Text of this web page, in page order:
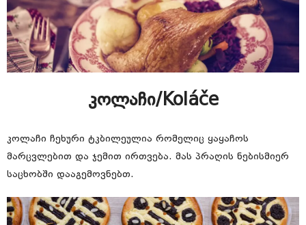
კოლაჩი/Koláče
კოლაჩი ჩეხური ტკბილეულია რომელიც ყაყაჩოს
მარცვლებით და ჯემით ირთვება. მას პრაღის ნებისმიერ
საცხობში დააგემოვნებთ.